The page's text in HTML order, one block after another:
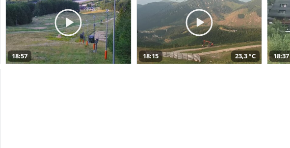
18:57 18:15 23,3 °C 18:37